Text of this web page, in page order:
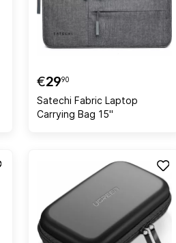
€2990
Satechi Fabric Laptop
Carrying Bag 15"